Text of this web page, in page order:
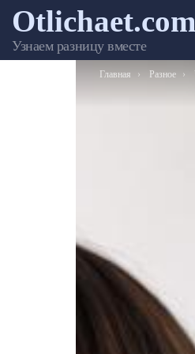
Otlichaet.com
Узнаем разницу вместе
Вы здесь:
Главная Разное